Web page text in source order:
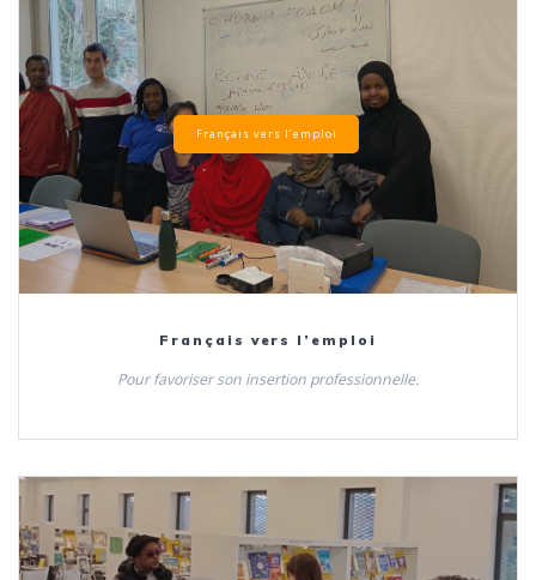
Français vers l’emploi
Français vers l’emploi
Pour favoriser son insertion professionnelle.